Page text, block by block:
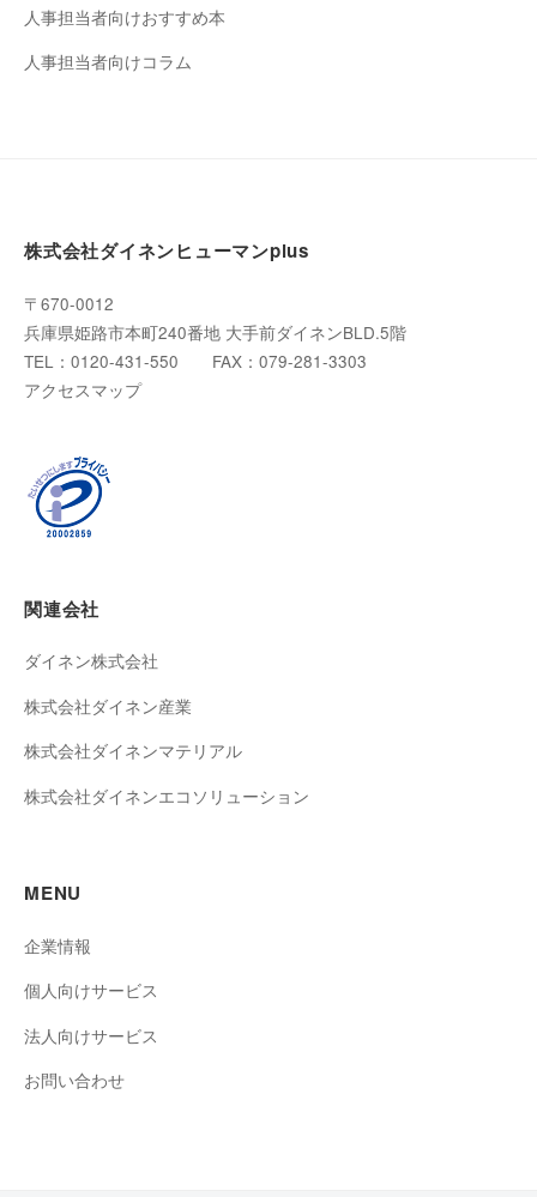
人事担当者向けおすすめ本
人事担当者向けコラム
株式会社ダイネンヒューマンplus
〒670-0012
兵庫県姫路市本町240番地 大手前ダイネンBLD.5階
TEL：0120-431-550 FAX：079-281-3303
アクセスマップ
関連会社
ダイネン株式会社
株式会社ダイネン産業
株式会社ダイネンマテリアル
株式会社ダイネンエコソリューション
MENU
企業情報
個人向けサービス
法人向けサービス
お問い合わせ